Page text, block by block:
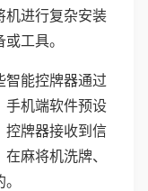
机进行复杂安装
工具。
智能控牌器通过
手机端软件预设
控牌器接收到信
麻将机洗牌、